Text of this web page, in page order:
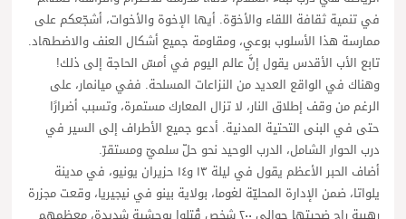
في تنمية ثقافة اللقاء والأخوّة. أيها الإخوة والأخوات، أشجّعكم على
ممارسة هذا الأسلوب بوعي، ومقاومة جميع أشكال العنف والاضطهاد.
تابع الأب الأقدس يقول إنَّ عالم اليوم في أمسّ الحاجة إلى ذلك!
وهناك في الواقع العديد من النزاعات المسلحة. ففي ميانمار، على
الرغم من وقف إطلاق النار، لا تزال المعارك مستمرة، وتسبب أضرارًا
حتى في البنى التحتية المدنية. أدعو جميع الأطراف إلى السير في
درب الحوار الشامل، الدرب الوحيد نحو حلّ سلميّ ومستقرّ.
أضاف الحبر الأعظم يقول في ليلة ١٣ و١٤ حزيران يونيو، في مدينة
يلواتا، ضمن الإدارة المحليّة لغوما، بولاية بينو في نيجيريا، وقعت مجزرة